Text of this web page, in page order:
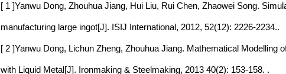
[ 1 ]Yanwu Dong, Zhouhua Jiang, Hui Liu, Rui Chen, Zhaowei Song.
manufacturing large ingot[J]. ISIJ International, 2012, 52(12): 2226-2234..
[ 2 ]Yanwu Dong, Lichun Zheng, Zhouhua Jiang. Mathematical Modelling
with Liquid Metal[J]. Ironmaking & Steelmaking, 2013 40(2): 153-158. .